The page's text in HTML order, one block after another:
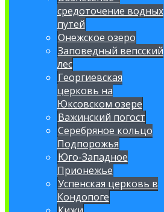
средоточение водных
путей
Онежское озеро
Заповедный вепсский
лес
Георгиевская
церковь на
Юксовском озере
Важинский погост
Серебряное кольцо
Подпорожья
Юго-Западное
Прионежье
Успенская церковь в
Кондопоге